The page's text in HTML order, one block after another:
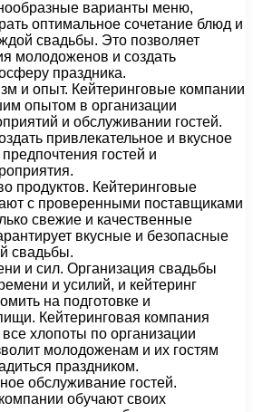
варианты меню,
оптимальное сочетание блюд и
свадьбы. Это позволяет
молодоженов и создать
праздника.
и опыт. Кейтеринговые компании
опытом в организации
и обслуживании гостей.
привлекательное и вкусное
гостей и
продуктов. Кейтеринговые
с проверенными поставщиками
свежие и качественные
вкусные и безопасные
свадьбы.
и сил. Организация свадьбы
и усилий, и кейтеринг
на подготовке и
Кейтеринговая компания
хлопоты по организации
молодоженам и их гостям
праздником.
обслуживание гостей.
обучают своих